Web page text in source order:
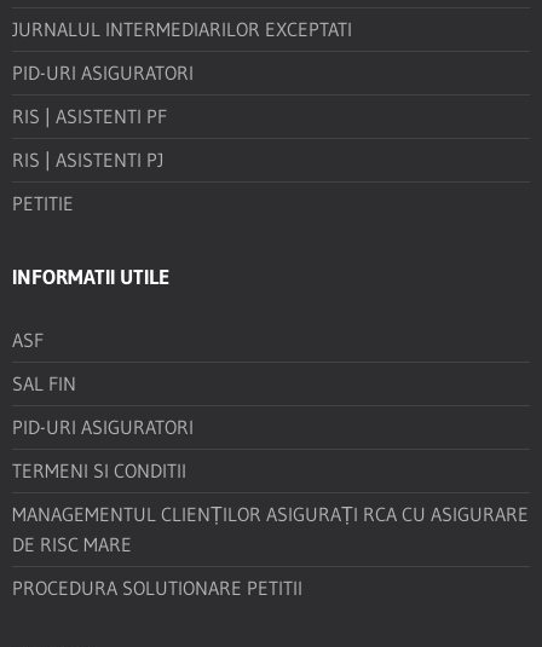
JURNALUL INTERMEDIARILOR EXCEPTATI
PID-URI ASIGURATORI
RIS | ASISTENTI PF
RIS | ASISTENTI PJ
PETITIE
INFORMATII UTILE
ASF
SAL FIN
PID-URI ASIGURATORI
TERMENI SI CONDITII
MANAGEMENTUL CLIENȚILOR ASIGURAȚI RCA CU ASIGURARE
DE RISC MARE
PROCEDURA SOLUTIONARE PETITII